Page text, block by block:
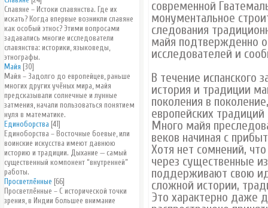
Славяне – Истоки славянства. Где их
искать? Когда впервые возникли славяне
как особый этнос? Этими вопросами
задавались многие исследователи
славянства: историки, языковеды,
этнографы.
Майя [30]
Майя – Задолго до европейцев, раньше
многих других учёных мира, майя
предсказывали солнечные и лунные
затмения, начали пользоваться понятием
нуля в математике.
Единоборства [41]
Единоборства – Восточные боевые, или
воинские искусства имеют давнюю
историю и традиции. Дыхание — самый
существенный компонент “внутренней”
работы.
Просветлённые [66]
Просветлённые – С исторической точки
зрения, в Индии большее внимание
современной
монументальное
следования
майя подтвержденно
исследователей и
В течение испанского
история и традиции
поколения в
европейских
Много майя
веков начиная с
Хотя нет сомнений,
через существенные
поддерживают свою
сложной истории,
Это характерно даже